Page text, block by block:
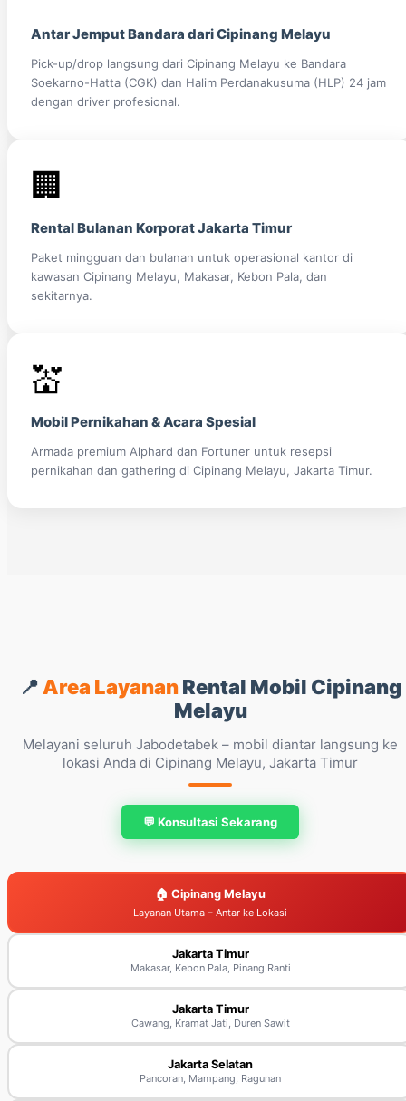
Antar Jemput Bandara dari Cipinang Melayu
Pick-up/drop langsung dari Cipinang Melayu ke Bandara
Soekarno-Hatta (CGK) dan Halim Perdanakusuma (HLP) 24 jam
dengan driver profesional.
🏢
Rental Bulanan Korporat Jakarta Timur
Paket mingguan dan bulanan untuk operasional kantor di
kawasan Cipinang Melayu, Makasar, Kebon Pala, dan
sekitarnya.
💒
Mobil Pernikahan & Acara Spesial
Armada premium Alphard dan Fortuner untuk resepsi
pernikahan dan gathering di Cipinang Melayu, Jakarta Timur.
📍 Area LayananRental Mobil Cipinang
Melayu
Melayani seluruh Jabodetabek – mobil diantar langsung ke
lokasi Anda di Cipinang Melayu, Jakarta Timur
💬 Konsultasi Sekarang
🏠 Cipinang Melayu
Layanan Utama – Antar ke Lokasi
Jakarta Timur
Makasar, Kebon Pala, Pinang Ranti
Jakarta Timur
Cawang, Kramat Jati, Duren Sawit
Jakarta Selatan
Pancoran, Mampang, Ragunan